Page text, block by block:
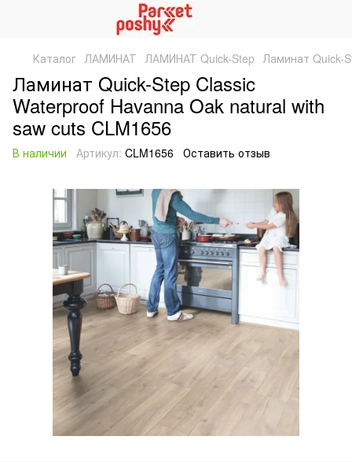
Каталог ЛАМИНАТ ЛАМИНАТ Quick-Step Ламинат Quick-
Ламинат Quick-Step Classic
Waterproof Havanna Oak natural with
saw cuts CLM1656
В наличии Артикул: CLM1656 Оставить отзыв